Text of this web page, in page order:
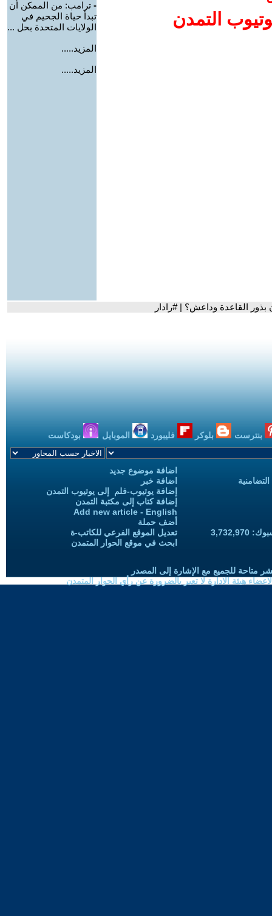
التمدن
- ترامب: من الممكن أن
تبدأ حياة الجحيم في
الولايات المتحدة بحل ...
المزيد.....
المزيد.....
القاعدة وداعش؟ | #رادار
بنترست بلوكر فليبورد الموبايل بودكاست
اضافة موضوع جديد
اضافة خبر
إضافة يوتيوب-فلم إلى يوتيوب التمدن
إضافة كتاب إلى مكتبة التمدن
Add new article - English
أضف حملة
تعديل الموقع الفرعي للكاتب-ة
ابحث في موقع الحوار المتمدن
متاحة للجميع مع الإشارة إلى المصدر
هيئة الادارة لا تعبر بالضرورة عن رأي الحوار المتمدن